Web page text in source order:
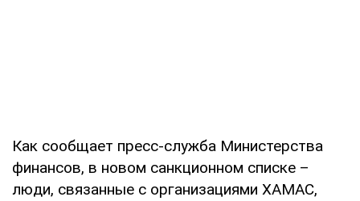
Как сообщает пресс-служба Министерства
финансов, в новом санкционном списке –
люди, связанные с организациями ХАМАС,